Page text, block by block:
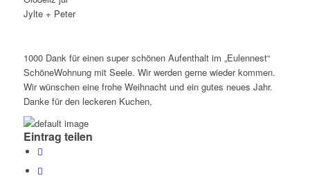
Jylte + Peter
1000 Dank für einen super schönen Aufenthalt im „Eulennest“
SchöneWohnung mitSeele. Wir werden gerne wieder kommen.
Wir wünschen eine frohe Weihnacht und ein gutes neues Jahr.
Danke für den leckeren Kuchen,
Eintrag teilen